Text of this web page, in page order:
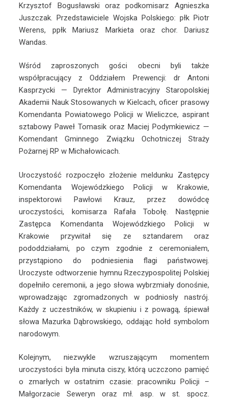
Krzysztof Bogusławski oraz podkomisarz Agnieszka
Juszczak. Przedstawiciele Wojska Polskiego: płk Piotr
Werens, ppłk Mariusz Markieta oraz chor. Dariusz
Wandas.
Wśród zaproszonych gości obecni byli także
współpracujący z Oddziałem Prewencji: dr Antoni
Kasprzycki — Dyrektor Administracyjny Staropolskiej
Akademii Nauk Stosowanych w Kielcach, oficer prasowy
Komendanta Powiatowego Policji w Wieliczce, aspirant
sztabowy Paweł Tomasik oraz Maciej Podymkiewicz —
Komendant Gminnego Związku Ochotniczej Straży
Pożarnej RP w Michałowicach.
Uroczystość rozpoczęło złożenie meldunku Zastępcy
Komendanta Wojewódzkiego Policji w Krakowie,
inspektorowi Pawłowi Krauz, przez dowódcę
uroczystości, komisarza Rafała Tobołę. Następnie
Zastępca Komendanta Wojewódzkiego Policji w
Krakowie przywitał się ze sztandarem oraz
pododdziałami, po czym zgodnie z ceremoniałem,
przystąpiono do podniesienia flagi państwowej.
Uroczyste odtworzenie hymnu Rzeczypospolitej Polskiej
dopełniło ceremonii, a jego słowa wybrzmiały donośnie,
wprowadzając zgromadzonych w podniosły nastrój.
Każdy z uczestników, w skupieniu i z powagą, śpiewał
słowa Mazurka Dąbrowskiego, oddając hołd symbolom
narodowym.
Kolejnym, niezwykle wzruszającym momentem
uroczystości była minuta ciszy, którą uczczono pamięć
o zmarłych w ostatnim czasie: pracowniku Policji –
Małgorzacie Seweryn oraz mł. asp. w st. spocz.